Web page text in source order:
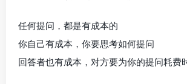
任何提问，都是有成本的
你自己有成本，你要思考如何提问
回答者也有成本，对方要为你的提问耗费